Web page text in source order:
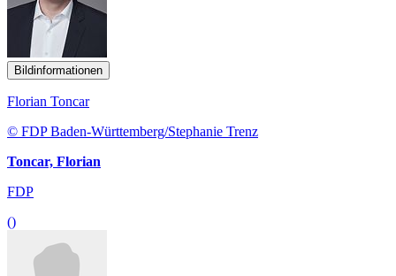
Bildinformationen
Florian Toncar
© FDP Baden-Württemberg/Stephanie Trenz
Toncar, Florian
FDP
()